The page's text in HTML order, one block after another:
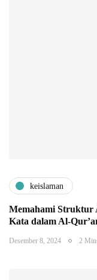
keislaman
Memahami Struktur
Kata dalam Al-
Desember 8, 2024 2